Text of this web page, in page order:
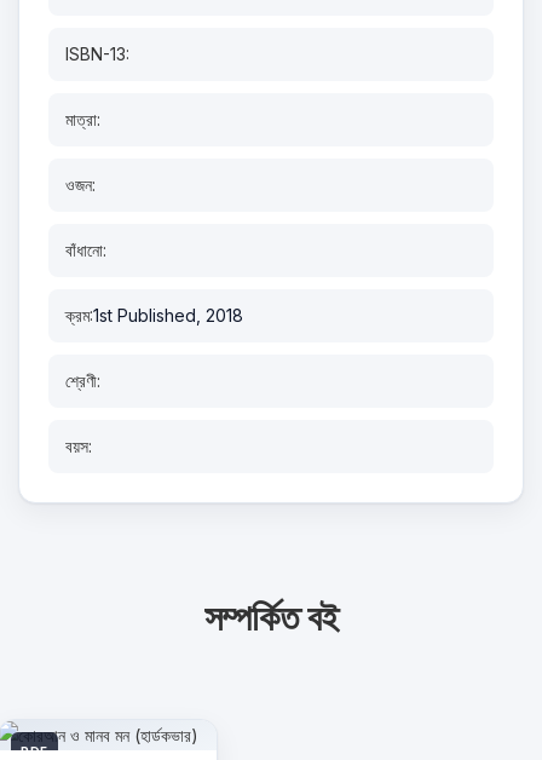
ISBN-13:
মাত্রা:
ওজন:
বাঁধানো:
ক্রম:1st Published, 2018
শ্রেণী:
বয়স:
সম্পর্কিত বই
PDF